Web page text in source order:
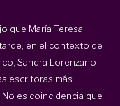
que María Teresa
en el contexto de
Sandra Lorenzano
escritoras más
es coincidencia que